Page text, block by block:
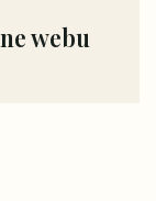
webu